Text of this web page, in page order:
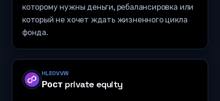
которому нужны деньги, ребалансировка или
который не хочет ждать жизненного цикла
фонда.
HLEOVVW
Рост private equity